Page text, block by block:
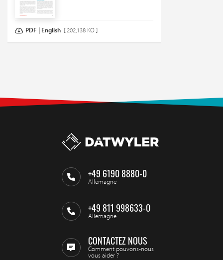
PDF | English [ 202,138 KO ]
+49 6190 8880-0
Allemagne
+49 811 998633-0
Allemagne
CONTACTEZ NOUS
Comment pouvons-nous
vous aider ?